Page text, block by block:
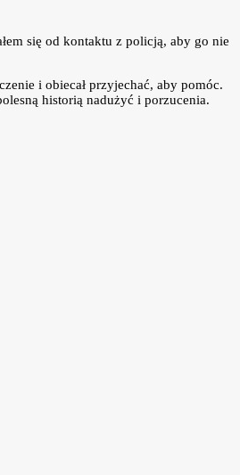
się od kontaktu z policją, aby go nie
i obiecał przyjechać, aby pomóc.
historią nadużyć i porzucenia.